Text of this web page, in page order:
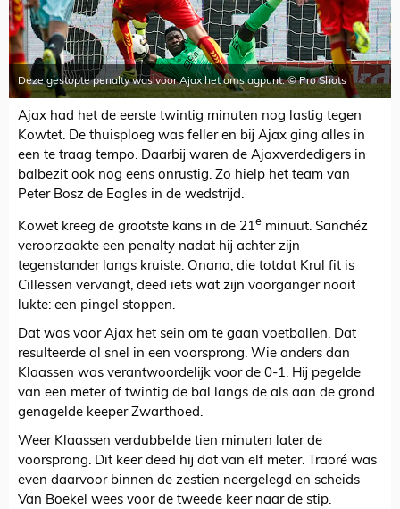
Deze gestopte penalty was voor Ajax het omslagpunt. © Pro Shots
Ajax had het de eerste twintig minuten nog lastig tegen
Kowtet. De thuisploeg was feller en bij Ajax ging alles in
een te traag tempo. Daarbij waren de Ajaxverdedigers in
balbezit ook nog eens onrustig. Zo hielp het team van
Peter Bosz de Eagles in de wedstrijd.
Kowet kreeg de grootste kans in de 21e minuut. Sanchéz
veroorzaakte een penalty nadat hij achter zijn
tegenstander langs kruiste. Onana, die totdat Krul fit is
Cillessen vervangt, deed iets wat zijn voorganger nooit
lukte: een pingel stoppen.
Dat was voor Ajax het sein om te gaan voetballen. Dat
resulteerde al snel in een voorsprong. Wie anders dan
Klaassen was verantwoordelijk voor de 0-1. Hij pegelde
van een meter of twintig de bal langs de als aan de grond
genagelde keeper Zwarthoed.
Weer Klaassen verdubbelde tien minuten later de
voorsprong. Dit keer deed hij dat van elf meter. Traoré was
even daarvoor binnen de zestien neergelegd en scheids
Van Boekel wees voor de tweede keer naar de stip.